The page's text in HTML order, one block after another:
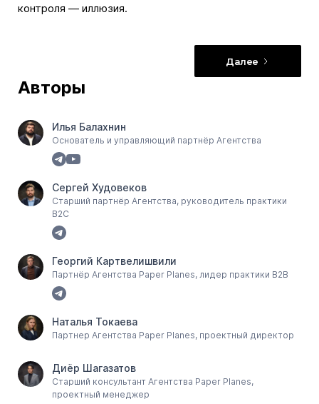
контроля — иллюзия.
Далее
Авторы
Илья Балахнин
Основатель и управляющий партнёр Агентства
Сергей Худовеков
Старший партнёр Агентства, руководитель практики
B2C
Георгий Картвелишвили
Партнёр Агентства Paper Planes, лидер практики В2В
Наталья Токаева
Партнер Агентства Paper Planes, проектный директор
Диёр Шагазатов
Старший консультант Агентства Paper Planes,
проектный менеджер